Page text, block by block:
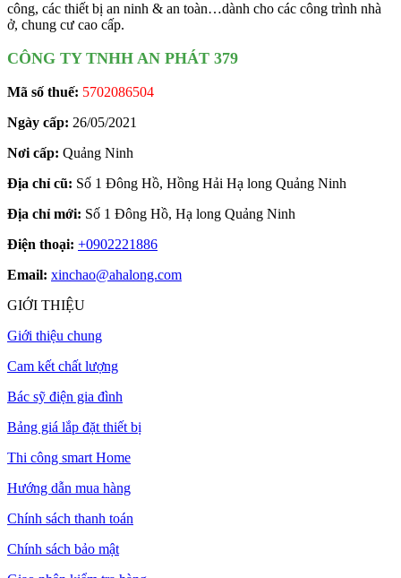
công, các thiết bị an ninh & an toàn…dành cho các công trình nhà
ở, chung cư cao cấp.
CÔNG TY TNHH AN PHÁT 379
Mã số thuế: 5702086504
Ngày cấp: 26/05/2021
Nơi cấp: Quảng Ninh
Địa chỉ cũ: Số 1 Đông Hồ, Hồng Hải Hạ long Quảng Ninh
Địa chỉ mới: Số 1 Đông Hồ, Hạ long Quảng Ninh
Điện thoại: +0902221886
Email: xinchao@ahalong.com
GIỚI THIỆU
Giới thiệu chung
Cam kết chất lượng
Bác sỹ điện gia đình
Bảng giá lắp đặt thiết bị
Thi công smart Home
Hướng dẫn mua hàng
Chính sách thanh toán
Chính sách bảo mật